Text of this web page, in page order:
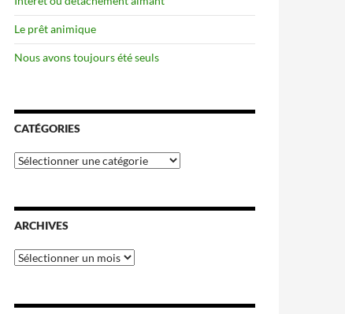
Le prêt animique
Nous avons toujours été seuls
CATÉGORIES
Catégories
ARCHIVES
Archives